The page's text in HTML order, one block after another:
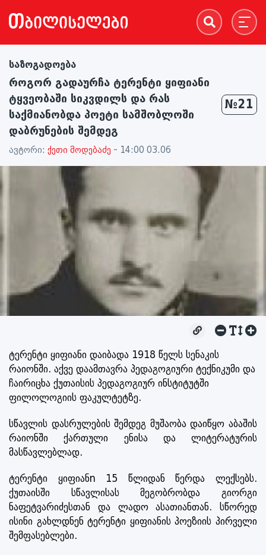
საზოგადოება
როგორ გადაურჩა ტერენტი ყიფიანი
ტყვეობაში სიკვდილს და რას
საქმიანობდა პოეტი სამშობლოში
დაბრუნების შემდეგ
№21
ავტორი: ქეთი მოდებაძე - 14:00 03.06
ტერენტი ყიფიანი დაიბადა 1918 წელს სენაკის
რაიონში. აქვე დაამთავრა პედაგოგიური ტექნიკუმი და
ჩაირიცხა ქუთაისის პედაგოგიურ ინსტიტუტში
ფილოლოგიის ფაკულტეტზე.
სწავლის დასრულების შემდეგ მუშაობა დაიწყო აბაშის
რაიონში ქართული ენისა და ლიტერატურის
მასწავლებლად.
ტერენტი ყიფიანn 15 წლიდან წერდა ლექსებს.
ქუთაისში სწავლისას მეგობრობდა გიორგი
ნაფეტვარიძესთან და ლადო ასათიანთან. სწორედ
ისინი გახლდნენ ტერენტი ყიფიანის პოეზიის პირველი
შემფასებლები.